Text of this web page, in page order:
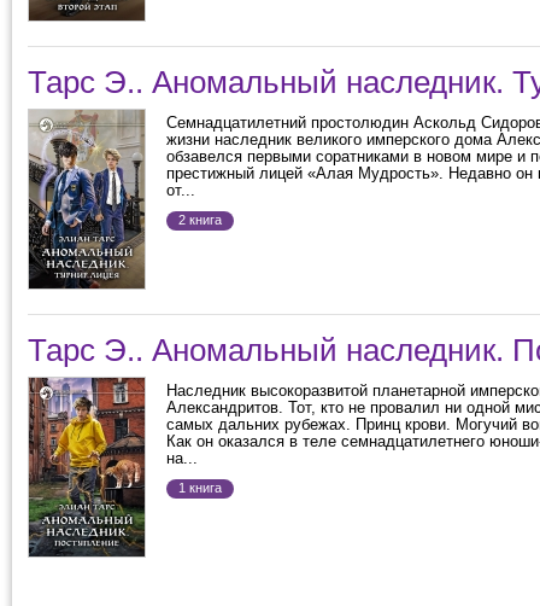
Тарс Э.. Аномальный наследник.
Семнадцатилетний простолюдин Аскольд
жизни наследник великого имперского дома
обзавелся первыми соратниками в новом мире и
престижный лицей «Алая Мудрость». Недавно он
от...
2 книга
Тарс Э.. Аномальный наследник.
Наследник высокоразвитой планетарной
Александритов. Тот, кто не провалил ни одной
самых дальних рубежах. Принц крови. Могучий
Как он оказался в теле семнадцатилетнего
на...
1 книга